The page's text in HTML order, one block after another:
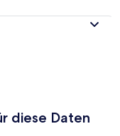
diese Daten